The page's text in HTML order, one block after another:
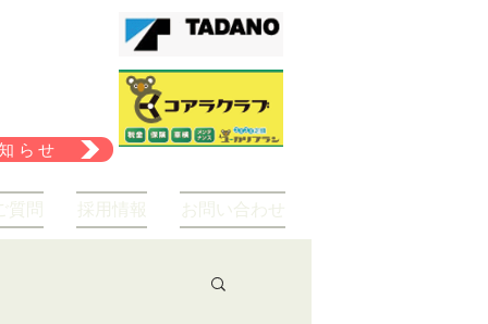
らせ
質問 採用情報 お問い合わせ